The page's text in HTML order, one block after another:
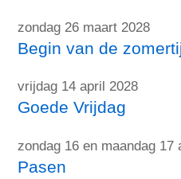
zondag 26 maart 2028
Begin van de
vrijdag 14 april 2028
Goede Vrijdag
zondag 16 en maandag 17
Pasen